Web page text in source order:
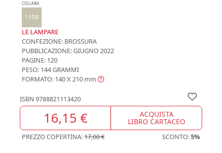
COLLANA
1108
LE LAMPARE
CONFEZIONE: BROSSURA
PUBBLICAZIONE:GIUGNO 2022
PAGINE: 120
PESO: 144 GRAMMI
FORMATO: 140 X 210 mm
ISBN 9788821113420
16,15 € ACQUISTA
LIBRO CARTACEO
PREZZO COPERTINA:17,00 € SCONTO:5%